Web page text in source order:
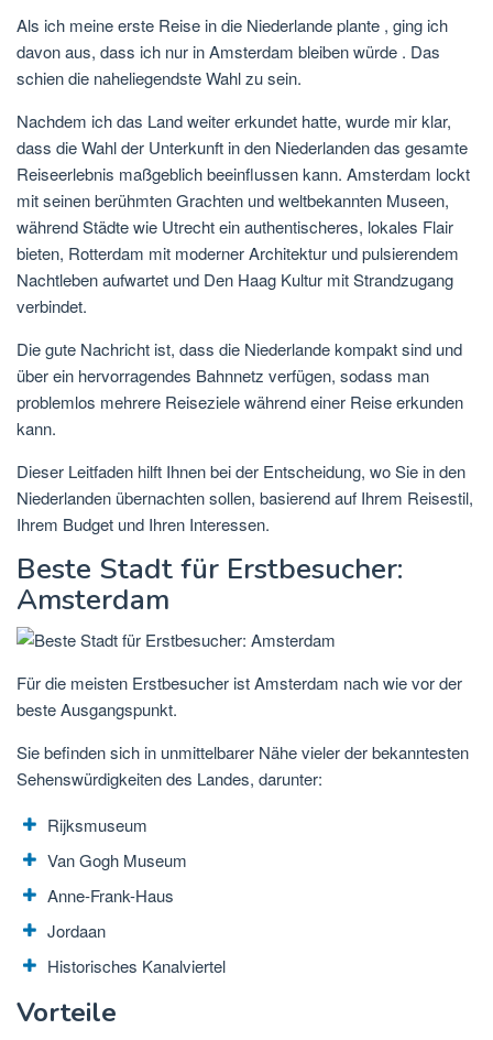
Als ich meine erste Reise in die Niederlandeplante , ging ich
davon aus, dass ich nur inAmsterdam bleiben würde . Das
schien die naheliegendste Wahl zu sein.
Nachdem ich das Land weiter erkundet hatte, wurde mir klar,
dass die Wahlder Unterkunft in den Niederlandendas gesamte
Reiseerlebnis maßgeblich beeinflussen kann. Amsterdam lockt
mit seinen berühmten Grachten und weltbekannten Museen,
während Städte wie Utrechtein authentischeres, lokales Flair
bieten, Rotterdam mit moderner Architektur und pulsierendem
Nachtleben aufwartet und Den Haag Kultur mit Strandzugang
verbindet.
Die gute Nachricht ist, dass die Niederlande kompakt sind und
über ein hervorragendes Bahnnetz verfügen, sodass man
problemlos mehrere Reiseziele während einer Reise erkunden
kann.
Dieser Leitfaden hilft Ihnen bei der Entscheidung, wo Sie in den
Niederlanden übernachten sollen, basierend auf Ihrem Reisestil,
Ihrem Budget und Ihren Interessen.
Beste Stadt für Erstbesucher:
Amsterdam
Für die meisten Erstbesucher ist Amsterdam nach wie vor der
beste Ausgangspunkt.
Sie befinden sich in unmittelbarer Nähe vieler der bekanntesten
Sehenswürdigkeiten des Landes, darunter:
Rijksmuseum
Van Gogh Museum
Anne-Frank-Haus
Jordaan
Historisches Kanalviertel
Vorteile